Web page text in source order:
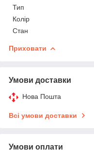
Тип
Колір
Стан
Приховати
Умови доставки
Нова Пошта
Всі умови доставки
Умови оплати